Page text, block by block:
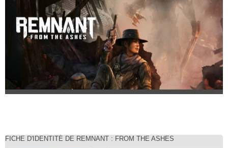
FICHE D'IDENTITÉ DE REMNANT : FROM THE ASHES